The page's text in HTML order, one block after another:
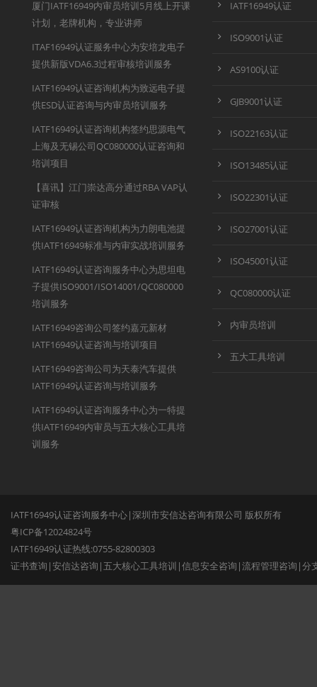
厦门IATF16949内审员培训5月线上开课
计划，老牌机构，专业讲师
ITAF16949认证服务中心为安培龙电子
提供新版VDA6.3过程审核培训服务
IATF16949认证咨询机构为致远电子提
供ESD认证咨询与内审员培训服务
IATF16949认证咨询机构签约思源电气
上海及无锡公司QC080000认证咨询和
培训项目
【喜讯】江门崇达高分通过RBA VAP认
证审核
IATF16949认证咨询机构为力朗电池提
供IATF16949标准与内审实战培训服务
IATF16949认证咨询服务中心为思坦电
子提供ISO9001/ISO14001/QC080000
培训服务
IATF16949咨询公司签约嘉元新材
IATF16949认证咨询与培训项目
IATF16949咨询公司为天泰汽车提供
IATF16949认证咨询与培训服务
IATF16949认证咨询服务中心为一特提
供IATF16949内审员与五大核心工具培
训服务
IATF16949认证
ISO9001认证
AS9100认证
GJB9001认证
ISO22163认证
ISO13485认证
ISO22301认证
ISO27001认证
ISO45001认证
QC080000认证
内审员培训
五大工具培训
IATF16949认证咨询服务中心|深圳市安信达咨询有限公司 版权所有
粤ICP备12024824号
IATF16949认证热线:0755-82800303
证书查询 |安信达咨询 | 五大核心工具培训 |信息安全咨询 |流程管理咨询 |分